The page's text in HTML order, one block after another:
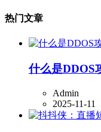
热门文章
什么是DDOS
Admin
2025-11-11